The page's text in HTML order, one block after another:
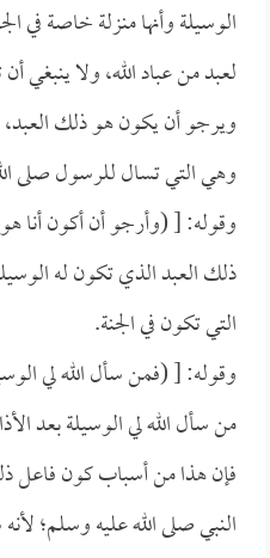
الوسيلة وأنها منزلة خاصة في
لعبد من عباد الله، ولا ينبغي
ويرجو أن يكون هو ذلك العبد،
وهي التي تسال للرسول صلى
وقوله: [ (وأرجو أن أكون أنا
ذلك العبد الذي تكون له
التي تكون في الجنة.
وقوله: [ (فمن سأل الله لي
من سأل الله لي الوسيلة بعد
فإن هذا من أسباب كون فاعل
النبي صلى الله عليه وسلم؛